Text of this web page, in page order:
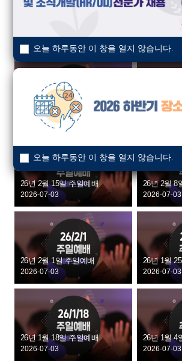
26년 3월
26년 3월 15일 주일예배
2026-07-03
26년 2월
26년 2월 15일 주일예배
2026-07-03
26년 2월 8
2026-07-03
26년 2월 1일 주일예배
2026-07-03
26년 1월
2026-07-03
26년 1월 18일 주일예배
2026-07-03
26년 1월 4
2026-07-03
오늘 하루동안 이 창을 열지 않습니다.
오늘 하루동안 이 창을 열지 않습니다.